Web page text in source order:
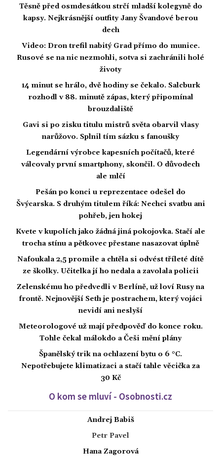
Těsně před osmdesátkou strčí mladší kolegyně do
kapsy. Nejkrásnější outfity Jany Švandové berou
dech
Video: Dron trefil nabitý Grad přímo do munice.
Rusové se na nic nezmohli, sotva si zachránili holé
životy
14 minut se hrálo, dvě hodiny se čekalo. Salcburk
rozhodl v 88. minutě zápas, který připomínal
brouzdaliště
Gavi si po zisku titulu mistrů světa obarvil vlasy
narůžovo. Splnil tím sázku s fanoušky
Legendární výrobce kapesních počítačů, které
válcovaly první smartphony, skončil. O důvodech
ale mlčí
Pešán po konci u reprezentace odešel do
Švýcarska. S druhým titulem říká: Nechci svatbu ani
pohřeb, jen hokej
Kvete v kupolích jako žádná jiná pokojovka. Stačí ale
trocha stínu a pětkovec přestane nasazovat úplně
Nafoukala 2,5 promile a chtěla si odvést tříleté dítě
ze školky. Učitelka jí ho nedala a zavolala policii
Zelenskému ho předvedli v Berlíně, už loví Rusy na
frontě. Nejnovější Seth je postrachem, který vojáci
nevidí ani neslyší
Meteorologové už mají předpověď do konce roku.
Tohle čekal málokdo a Češi mění plány
Španělský trik na ochlazení bytu o 6 °C.
Nepotřebujete klimatizaci a stačí tahle věcička za
30 Kč
O kom se mluví - Osobnosti.cz
Andrej Babiš
Petr Pavel
Hana Zagorová